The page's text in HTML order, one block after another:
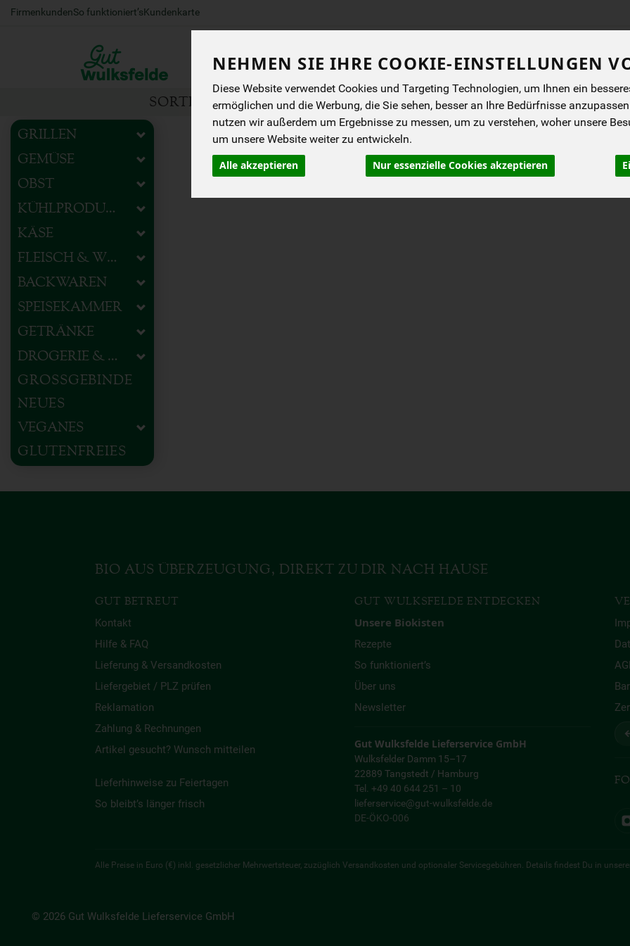
NEHMEN SIE IHRE COOKIE-EINSTELLUNGEN
Diese Website verwendet Cookies und Targeting Technologien, um Ihnen ein
ermöglichen und die Werbung, die Sie sehen, besser an Ihre Bedürfnisse
nutzen wir außerdem um Ergebnisse zu messen, um zu verstehen, woher unsere
um unsere Website weiter zu entwickeln.
Alle akzeptieren Nur essenzielle Cookies akzeptieren
FirmenkundenSo funktioniert’sKundenkarte
Produkt
SORTIMENT HOFEIGENES BIOKISTEN ANGEBOTE NEUES
GRILLEN
GEMÜSE
OBST
KÜHLPRODUKTE
KÄSE
FLEISCH & WURST
BACKWAREN
SPEISEKAMMER
GETRÄNKE
DROGERIE & HAUSHALT
GROSSGEBINDE
NEUES
VEGANES
GLUTENFREIES
BIO AUS ÜBERZEUGUNG, DIREKT ZU DIR NACH HAUSE
GUT BETREUT
Kontakt
Hilfe & FAQ
Lieferung & Versandkosten
Liefergebiet / PLZ prüfen
Reklamation
Zahlung & Rechnungen
Artikel gesucht? Wunsch mitteilen
Lieferhinweise zu Feiertagen
So bleibt’s länger frisch
GUT WULKSFELDE ENTDECKEN
Unsere Biokisten
Rezepte
So funktioniert’s
Über uns
Newsletter
Gut Wulksfelde Lieferservice GmbH
Wulksfelder Damm 15–17
22889 Tangstedt / Hamburg
Tel. +49 40 644 251 – 10
lieferservice@gut-wulksfelde.de
DE-ÖKO-006
Alle Preise in Euro (€) inkl. gesetzlicher Mehrwertsteuer, zuzüglich Versandkosten und optionaler Servicegebühren. Details findest Du in
© 2026 Gut Wulksfelde Lieferservice GmbH